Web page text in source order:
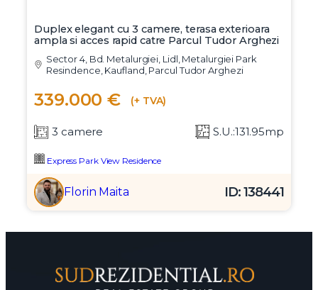
Duplex elegant cu 3 camere, terasa exterioara
ampla si acces rapid catre Parcul Tudor Arghezi
Sector 4, Bd. Metalurgiei, Lidl, Metalurgiei Park
Resindence, Kaufland, Parcul Tudor Arghezi
339.000 € (+ TVA)
3 camere S.U.:131.95mp
Express Park View Residence
Florin Maita ID: 138441